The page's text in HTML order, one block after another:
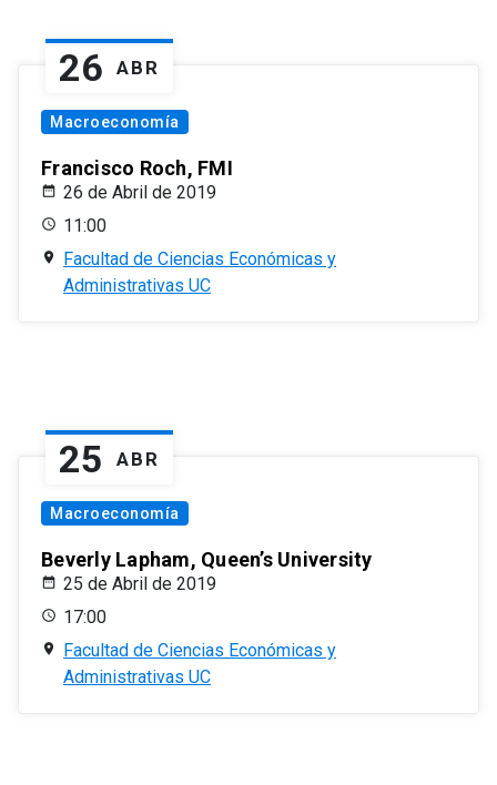
26 ABR
Macroeconomía
Francisco Roch, FMI
26 de Abril de 2019
11:00
Facultad de Ciencias Económicas y
Administrativas UC
25 ABR
Macroeconomía
Beverly Lapham, Queen’s University
25 de Abril de 2019
17:00
Facultad de Ciencias Económicas y
Administrativas UC